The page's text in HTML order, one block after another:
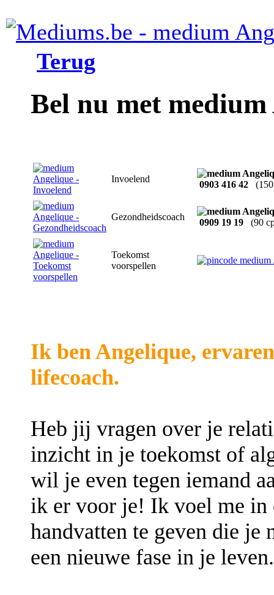
Terug
Bel nu met
Invoelend
0903 416 42
Gezondheidscoach
0909 19 19 (90
Toekomst
voorspellen
Ik ben Angelique,
lifecoach.
Heb jij vragen over je
inzicht in je toekomst of
wil je even tegen iemand
ik er voor je! Ik voel me in
handvatten te geven die je
een nieuwe fase in je leven.